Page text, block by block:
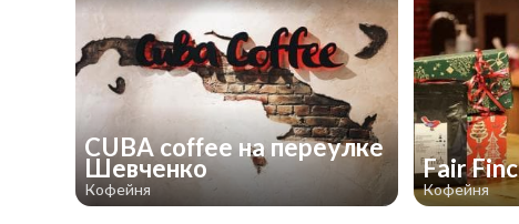
CUBA coffee на переулке
Шевченко
Кофейня
Fair
Кофейня